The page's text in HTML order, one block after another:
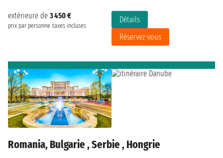
extérieure de 3 450 €
prix par personne taxes incluses
Détails
Réservez-vous
Romania, Bulgarie , Serbie , Hongrie